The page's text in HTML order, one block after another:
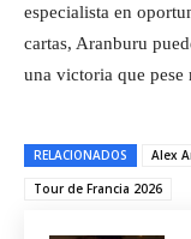
especialista en
cartas, Aranburu
una victoria que pese
RELACIONADOS Alex
Tour de Francia 2026